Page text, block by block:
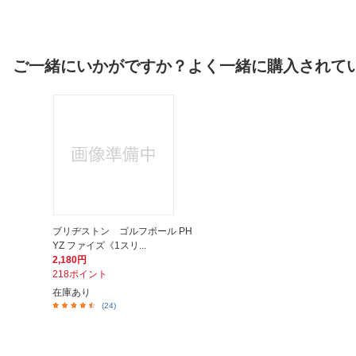
ご一緒にいかがですか？よく一緒に購入されて
ブリヂストン ゴルフボール PH
YZ ファイズ《1スリ...
2,180円
218ポイント
在庫あり
(24)